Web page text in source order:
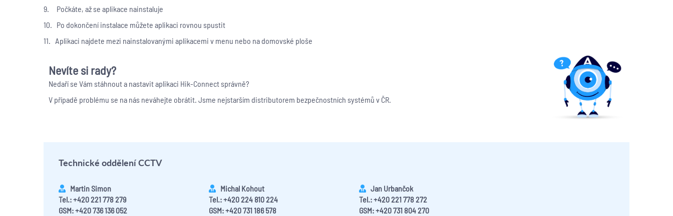
9. Počkáte, až se aplikace nainstaluje
10. Po dokončení instalace můžete aplikaci rovnou spustit
11. Aplikaci najdete mezi nainstalovanými aplikacemi v menu nebo na domovské ploše
Nevíte si rady?
Nedaří se Vám stáhnout a nastavit aplikaci Hik-Connect správně?
V případě problému se na nás neváhejte obrátit. Jsme nejstarším distributorem bezpečnostních systémů v ČR.
Technické oddělení CCTV
Martin Simon
Tel.: +420 221 778 279
GSM: +420 736 136 052
Michal Kohout
Tel.: +420 224 810 224
GSM: +420 731 186 578
Jan Urbančok
Tel.: +420 221 778 272
GSM: +420 731 804 270